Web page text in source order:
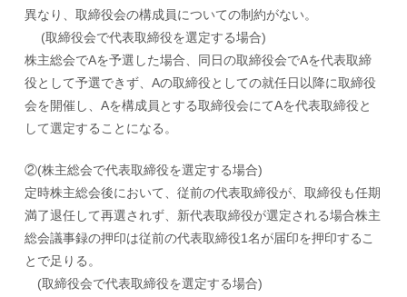
異なり、取締役会の構成員についての制約がない。
(取締役会で代表取締役を選定する場合)
株主総会でAを予選した場合、同日の取締役会でAを代表取締
役として予選できず、 Aの取締役としての就任日以降に取締役
会を開催し、Aを構成員とする取締役会にてAを代表取締役と
して選定することになる。
②(株主総会で代表取締役を選定する場合)
定時株主総会後において、従前の代表取締役が、取締役も任期
満了退任して再選されず、新代表取締役が選定される場合株主
総会議事録の押印は従前の代表取締役1名が届印を押印するこ
とで足りる。
(取締役会で代表取締役を選定する場合)